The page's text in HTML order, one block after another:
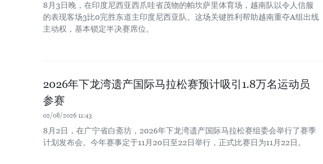
8月3日晚，在印度尼西亚西爪哇省茂物的帕坎萨里体育场，越南队以令人信服
的表现客场3比0完胜东道主印度尼西亚队。这场关键胜利帮助越南重夺A组出线
主动权，基本锁定半决赛席位。
2026年下龙湾遗产国际马拉松赛预计吸引1.8万名运动员
参赛
02/08/2026 11:43
8月2日，在广宁省白斋坊，2026年下龙湾遗产国际马拉松赛组委会举行了赛季
计划发布会。今年赛事定于11月20日至22日举行，正式比赛日为11月22日。